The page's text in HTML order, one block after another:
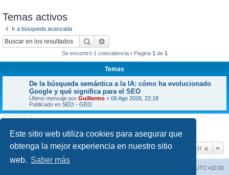
Este sitio web utiliza cookies para asegurar que
obtenga la mejor experiencia en nuestro sitio
web. Saber más
Temas activos
Ir a búsqueda avanzada
Buscar
Se encontró 1 coincidencia • Página 1 de 1
Temas
De la búsqueda semántica a la IA: cómo ha evolucionado
Google y qué significa para el SEO
Último mensaje por Guillermo « 06 Ago 2026, 22:18
Publicado en SEO - GEO
Se encontró 1 coincidencia • Página1 de 1
Ir a
UTC+02:00